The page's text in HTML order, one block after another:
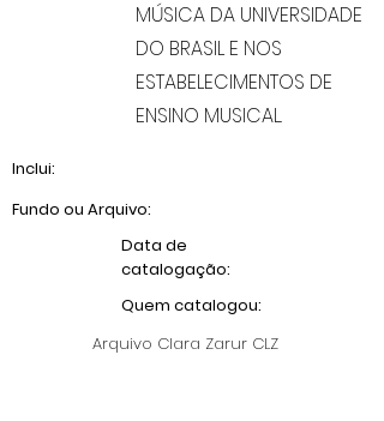
MÚSICA DA UNIVERSIDADE
DO BRASIL E NOS
ESTABELECIMENTOS DE
ENSINO MUSICAL.
Inclui:
Fundo ou Arquivo:
Data de
catalogação:
Quem catalogou:
Arquivo Clara Zarur CLZ